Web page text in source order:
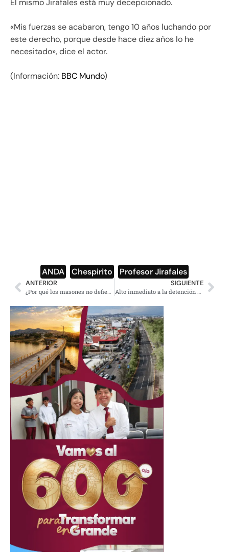
El mismo Jirafales está muy decepcionado.
«Mis fuerzas se acabaron, tengo 10 años luchando por
este derecho, porque desde hace diez años lo he
necesitado», dice el actor.
(Información: BBC Mundo)
ANDA Chespirito Profesor Jirafales
ANTERIOR
¿Por qué los masones no defienden a Mireles?
SIGUIENTE
Alto inmediato a la detención de niños migrantes, relator de ONU